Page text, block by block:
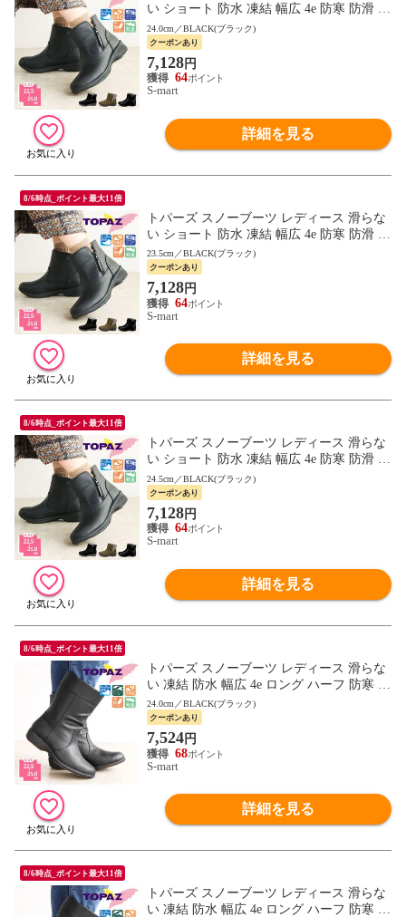
い ショート 防水 凍結 幅広 4e 防寒 防滑 軽
量 暖かい レインブーツ ミセス topaz 4830
24.0cm／BLACK(ブラック)
クーポンあり
7,128円
64
S-mart
詳細を見る
8/6時点_ポイント最大11倍
トパーズ スノーブーツ レディース 滑らな
い ショート 防水 凍結 幅広 4e 防寒 防滑 軽
量 暖かい レインブーツ ミセス topaz 4830
23.5cm／BLACK(ブラック)
クーポンあり
7,128円
64
S-mart
詳細を見る
8/6時点_ポイント最大11倍
トパーズ スノーブーツ レディース 滑らな
い ショート 防水 凍結 幅広 4e 防寒 防滑 軽
量 暖かい レインブーツ ミセス topaz 4830
24.5cm／BLACK(ブラック)
クーポンあり
7,128円
64
S-mart
詳細を見る
8/6時点_ポイント最大11倍
トパーズ スノーブーツ レディース 滑らな
い 凍結 防水 幅広 4e ロング ハーフ 防寒 防
滑 軽量 レインブーツ 履きやすい topaz 465
5
24.0cm／BLACK(ブラック)
クーポンあり
7,524円
68
S-mart
詳細を見る
8/6時点_ポイント最大11倍
トパーズ スノーブーツ レディース 滑らな
い 凍結 防水 幅広 4e ロング ハーフ 防寒 防